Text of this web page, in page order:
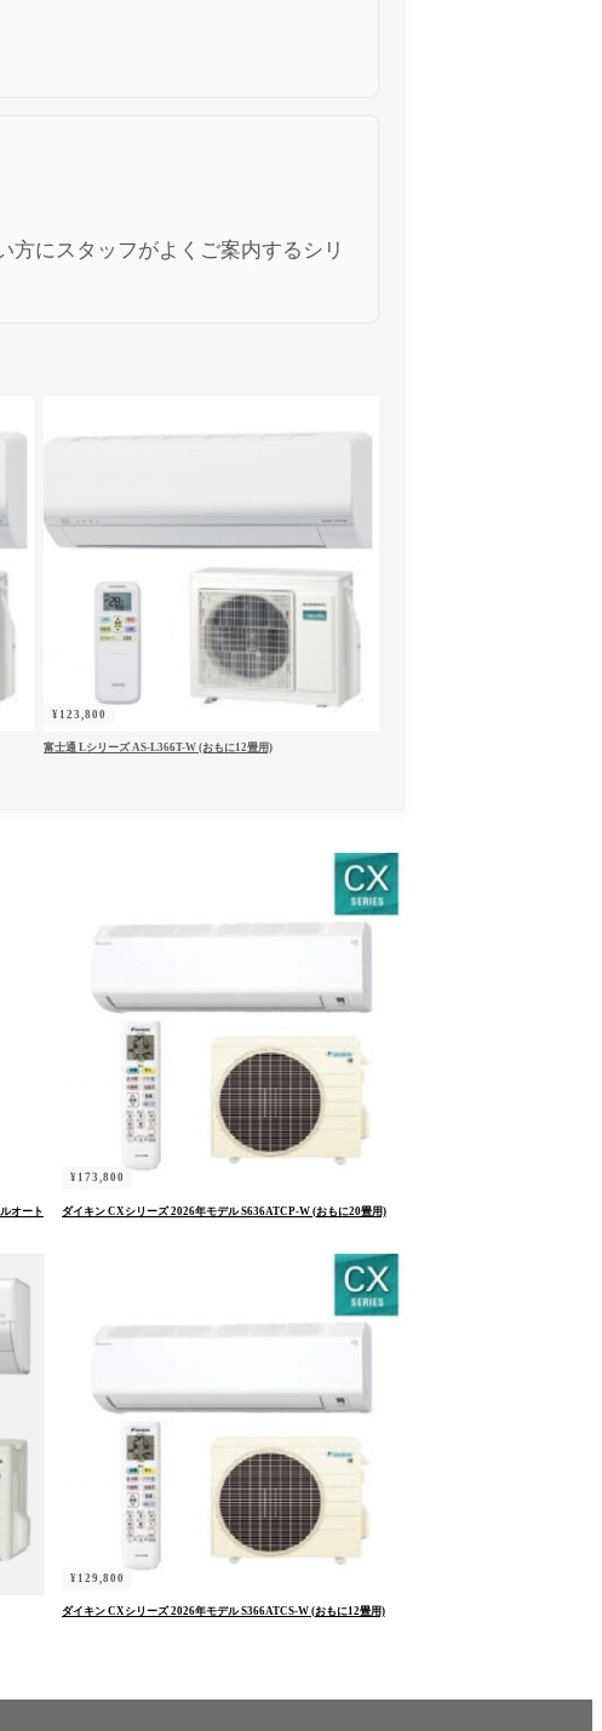
にスタッフがよくご案内するシリ
¥ 123,800
富士通 Lシリーズ AS-L366T-W (おもに12畳用)
オート
¥ 173,800
ダイキン CXシリーズ 2026年モデル S636ATCP-W (おもに20畳用)
¥ 129,800
ダイキン CXシリーズ 2026年モデル S366ATCS-W (おもに12畳用)
ログイン